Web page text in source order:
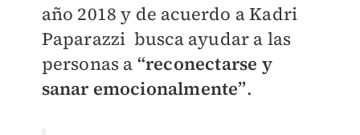
año 2018 y de acuerdo a Kadri
Paparazzi busca ayudar a las
personas a “reconectarse y
sanar emocionalmente”.